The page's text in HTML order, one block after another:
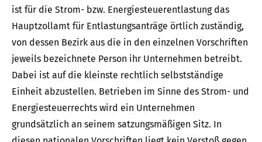
ist für die Strom- bzw. Energiesteuerentlastung das
Hauptzollamt für Entlastungsanträge örtlich zuständig,
von dessen Bezirk aus die in den einzelnen Vorschriften
jeweils bezeichnete Person ihr Unternehmen betreibt.
Dabei ist auf die kleinste rechtlich selbstständige
Einheit abzustellen. Betrieben im Sinne des Strom- und
Energiesteuerrechts wird ein Unternehmen
grundsätzlich an seinem satzungsmäßigen Sitz. In